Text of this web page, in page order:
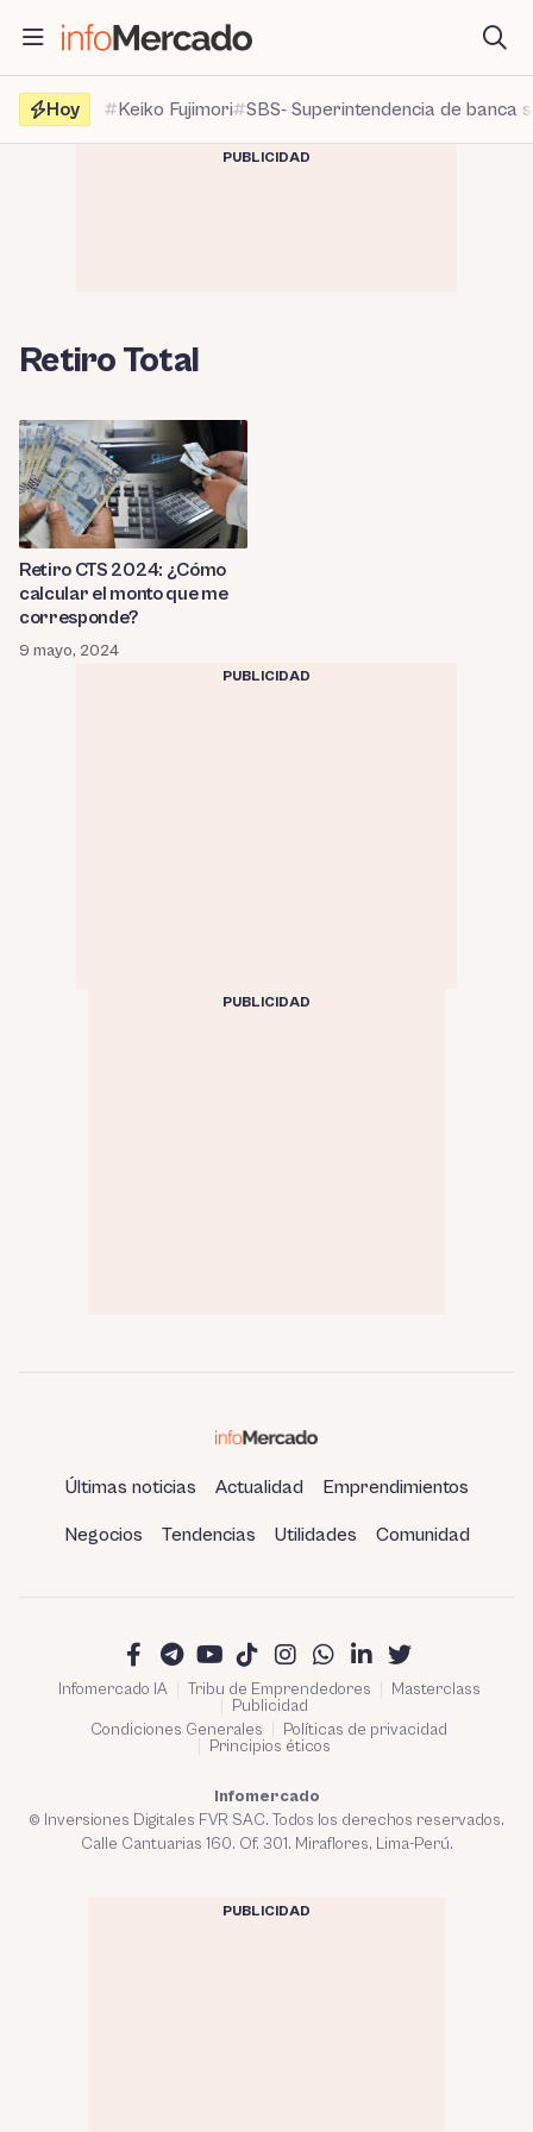
contenido
Hoy
Keiko Fujimori SBS- Superintendencia de banca
PUBLICIDAD
Retiro Total
Retiro CTS 2024: ¿Cómo
calcular el monto que me
corresponde?
9 mayo, 2024
PUBLICIDAD
PUBLICIDAD
Últimas noticias Actualidad Emprendimientos
Negocios Tendencias Utilidades Comunidad
Infomercado IA Tribu de Emprendedores
Masterclass
Publicidad
Condiciones Generales
Políticas de privacidad
Principios éticos
Infomercado
© Inversiones Digitales FVR SAC. Todos los derechos reservados.
Calle Cantuarias 160. Of. 301. Miraflores, Lima-Perú.
PUBLICIDAD